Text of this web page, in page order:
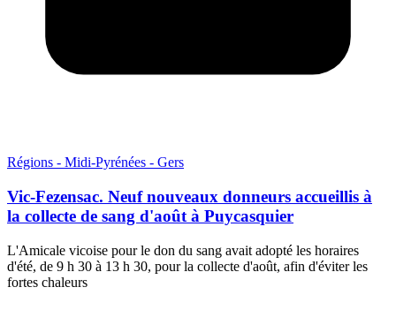
Régions - Midi-Pyrénées - Gers
Vic-Fezensac. Neuf nouveaux donneurs accueillis à
la collecte de sang d'août à Puycasquier
L'Amicale vicoise pour le don du sang avait adopté les horaires
d'été, de 9 h 30 à 13 h 30, pour la collecte d'août, afin d'éviter les
fortes chaleurs